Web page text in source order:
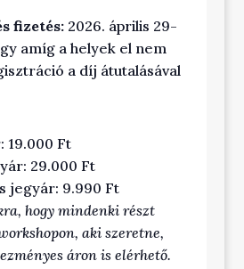
fizetés:2026. április 29-
amíg a helyek el nem
a díj átutalásával
19.000 Ft
29.000 Ft
jegyár: 9.990 Ft
hogy mindenki részt
aki szeretne,
áron is elérhető.